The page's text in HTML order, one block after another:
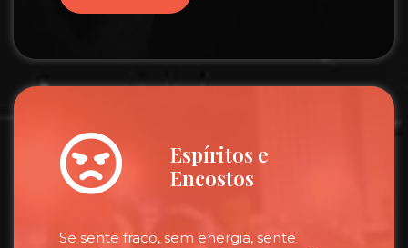
Espíritos e
Encostos
Se sente fraco, sem energia, sente